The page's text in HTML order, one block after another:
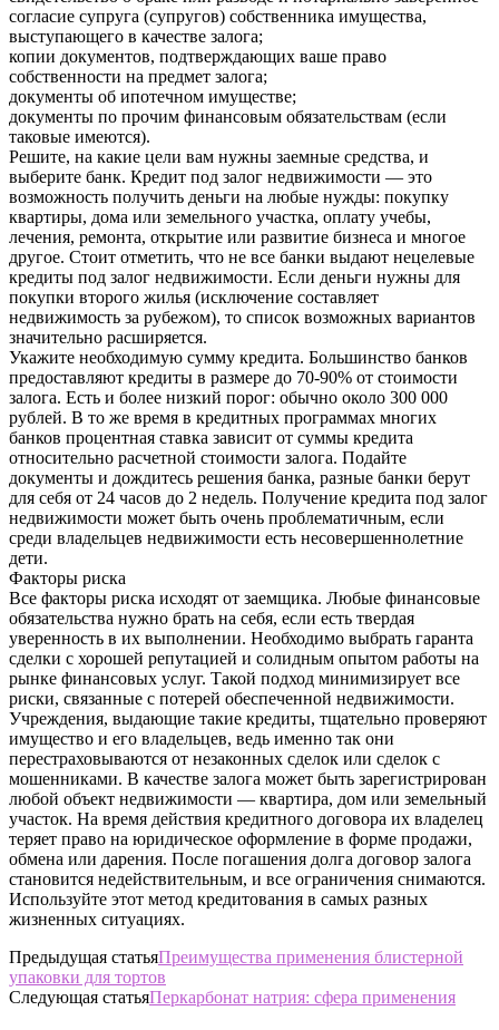
согласие супруга (супругов) собственника имущества,
выступающего в качестве залога;
копии документов, подтверждающих ваше право
собственности на предмет залога;
документы об ипотечном имуществе;
документы по прочим финансовым обязательствам (если
таковые имеются).
Решите, на какие цели вам нужны заемные средства, и
выберите банк. Кредит под залог недвижимости — это
возможность получить деньги на любые нужды: покупку
квартиры, дома или земельного участка, оплату учебы,
лечения, ремонта, открытие или развитие бизнеса и многое
другое. Стоит отметить, что не все банки выдают нецелевые
кредиты под залог недвижимости. Если деньги нужны для
покупки второго жилья (исключение составляет
недвижимость за рубежом), то список возможных вариантов
значительно расширяется.
Укажите необходимую сумму кредита. Большинство банков
предоставляют кредиты в размере до 70-90% от стоимости
залога. Есть и более низкий порог: обычно около 300 000
рублей. В то же время в кредитных программах многих
банков процентная ставка зависит от суммы кредита
относительно расчетной стоимости залога. Подайте
документы и дождитесь решения банка, разные банки берут
для себя от 24 часов до 2 недель. Получение кредита под залог
недвижимости может быть очень проблематичным, если
среди владельцев недвижимости есть несовершеннолетние
дети.
Факторы риска
Все факторы риска исходят от заемщика. Любые финансовые
обязательства нужно брать на себя, если есть твердая
уверенность в их выполнении. Необходимо выбрать гаранта
сделки с хорошей репутацией и солидным опытом работы на
рынке финансовых услуг. Такой подход минимизирует все
риски, связанные с потерей обеспеченной недвижимости.
Учреждения, выдающие такие кредиты, тщательно проверяют
имущество и его владельцев, ведь именно так они
перестраховываются от незаконных сделок или сделок с
мошенниками. В качестве залога может быть зарегистрирован
любой объект недвижимости — квартира, дом или земельный
участок. На время действия кредитного договора их владелец
теряет право на юридическое оформление в форме продажи,
обмена или дарения. После погашения долга договор залога
становится недействительным, и все ограничения снимаются.
Используйте этот метод кредитования в самых разных
жизненных ситуациях.
Предыдущая статьяПреимущества применения блистерной
упаковки для тортов
Следующая статьяПеркарбонат натрия: сфера применения